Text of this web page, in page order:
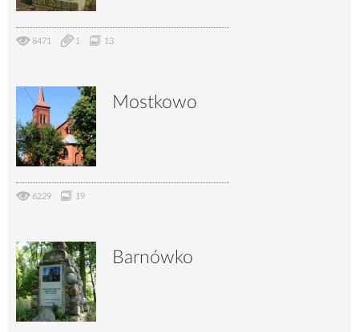
8471 1 13
Mostkowo
6229 19
Barnówko